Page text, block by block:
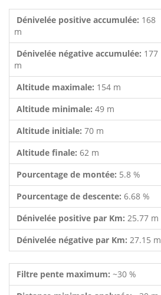
Dénivelée positive accumulée: 168
m
Dénivelée négative accumulée: 177
m
Altitude maximale: 154 m
Altitude minimale: 49 m
Altitude initiale: 70 m
Altitude finale: 62 m
Pourcentage de montée: 5.8 %
Pourcentage de descente: 6.68 %
Dénivelée positive par Km: 25.77 m
Dénivelée négative par Km: 27.15 m
Filtre pente maximum: ~30 %